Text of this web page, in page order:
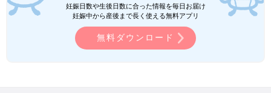
妊娠日数や生後日数に合った情報を毎日お届け
妊娠中から産後まで長く使える無料アプリ
無料ダウンロード